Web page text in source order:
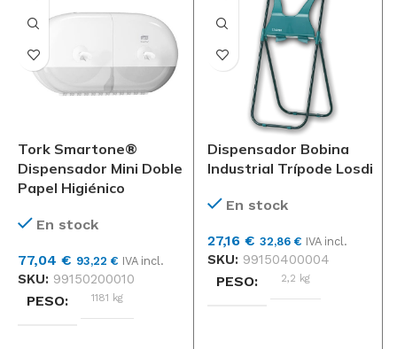
COLOR gris claro
COLOR gris claro
Tork Smartone®
Dispensador Mini Doble
Papel Higiénico
En stock
77,04 € 93,22 € IVA incl.
SKU: 99150200010
PESO 1181 kg
Dispensador Bobina
Industrial Trípode Losdi
En stock
27,16 € 32,86 € IVA incl.
SKU: 99150400004
PESO 2,2 kg